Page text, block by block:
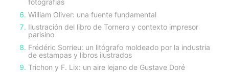
fotografías
William Oliver: una fuente fundamental
Ilustración del libro de Tornero y contexto impresor
parisino
Frédéric Sorrieu: un litógrafo moldeado por la industria
de estampas y libros ilustrados
Trichon y F. Lix: un aire lejano de Gustave Doré